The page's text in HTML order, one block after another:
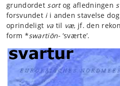
grundordet sortog afledningen
forsvundet ii anden stavelse
oprindeligt va til væ, jf. den
form *swartiōn- ’sværte’.